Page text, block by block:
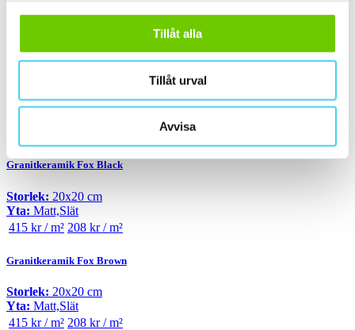
Tillåt alla
Tillåt urval
Avvisa
300 till 400 kr(1)
800 till 1000 kr(1)
Granitkeramik Fox Black
Storlek: 20x20 cm
Yta: Matt,Slät
415 kr / m² 208 kr / m²
Granitkeramik Fox Brown
Storlek: 20x20 cm
Yta: Matt,Slät
415 kr / m² 208 kr / m²